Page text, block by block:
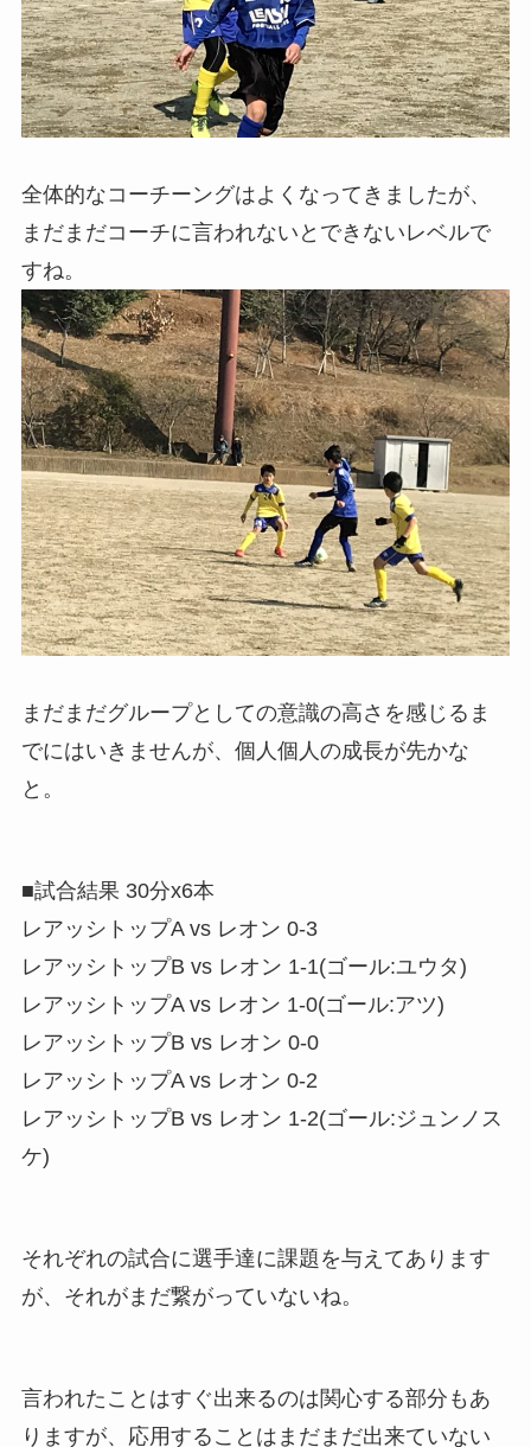
全体的なコーチーングはよくなってきましたが、
まだまだコーチに言われないとできないレベルで
すね。
まだまだグループとしての意識の高さを感じるま
でにはいきませんが、個人個人の成長が先かな
と。
■試合結果 30分x6本
レアッシトップA vs レオン 0-3
レアッシトップB vs レオン 1-1(ゴール:ユウタ)
レアッシトップA vs レオン 1-0(ゴール:アツ)
レアッシトップB vs レオン 0-0
レアッシトップA vs レオン 0-2
レアッシトップB vs レオン 1-2(ゴール:ジュンノス
ケ)
それぞれの試合に選手達に課題を与えてあります
が、それがまだ繋がっていないね。
言われたことはすぐ出来るのは関心する部分もあ
りますが、応用することはまだまだ出来ていない